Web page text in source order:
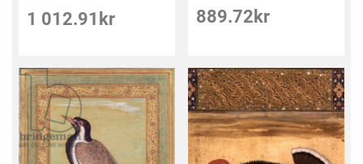
1 012.91 kr 889.72 kr